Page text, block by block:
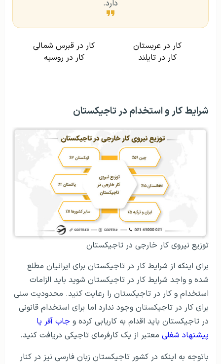
دارد.
کار در عربستان
کار در قبرس شمالی
کار در تایلند
کار در روسیه
شرایط کار و استخدام در تاجیکستان
توزیع نیروی کار خارجی در تاجیکستان
برای اینکه از شرایط کار در تاجیکستان برای ایرانیان مطلع
شده و واجد شرایط کار در تاجیکستان شوید باید الزامات
استخدام و کار در تاجیکستان را رعایت کنید. محدودیت سنی
برای کار در تاجیکستان وجود ندارد اما برای استخدام قانونی
در تاجیکستان باید اقدام به کاریابی کرده و جاب آفر یا
پیشنهاد شغلی معتبر از یک کارفرمای تاجیکی دریافت کنید.
باتوجه به اینکه در کشور تاجیکستان زبان فارسی نیز در کنار